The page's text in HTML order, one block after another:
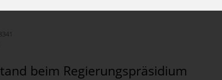
beim Regierungspräsidium